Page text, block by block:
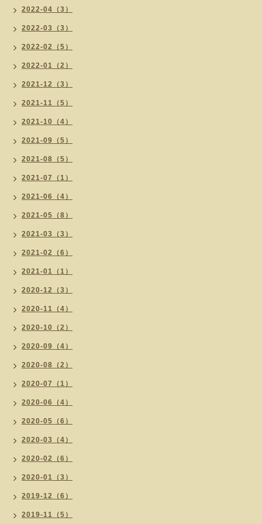
2022-04（3）
2022-03（3）
2022-02（5）
2022-01（2）
2021-12（3）
2021-11（5）
2021-10（4）
2021-09（5）
2021-08（5）
2021-07（1）
2021-06（4）
2021-05（8）
2021-03（3）
2021-02（6）
2021-01（1）
2020-12（3）
2020-11（4）
2020-10（2）
2020-09（4）
2020-08（2）
2020-07（1）
2020-06（4）
2020-05（6）
2020-03（4）
2020-02（6）
2020-01（3）
2019-12（6）
2019-11（5）